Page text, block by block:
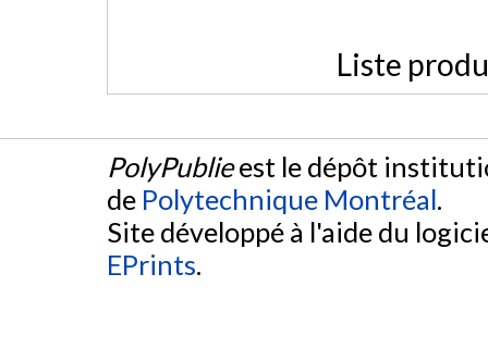
Liste
PolyPublieest le dépôt
de Polytechnique Montréal.
Site développé à l'aide du
EPrints.